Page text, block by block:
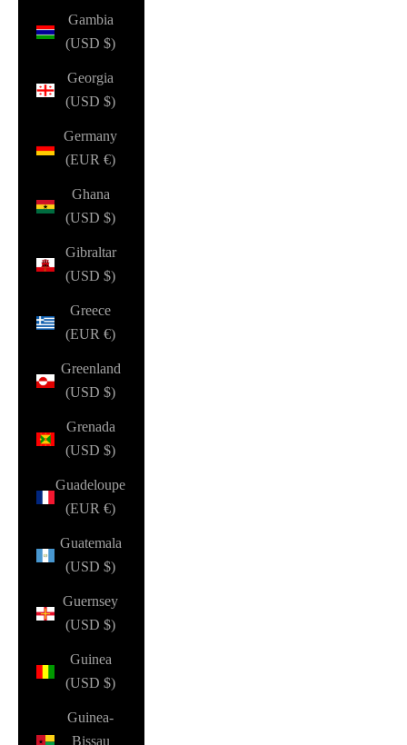
Gambia
(USD $)
Georgia
(USD $)
Germany
(EUR €)
Ghana
(USD $)
Gibraltar
(USD $)
Greece
(EUR €)
Greenland
(USD $)
Grenada
(USD $)
Guadeloupe
(EUR €)
Guatemala
(USD $)
Guernsey
(USD $)
Guinea
(USD $)
Guinea-
Bissau